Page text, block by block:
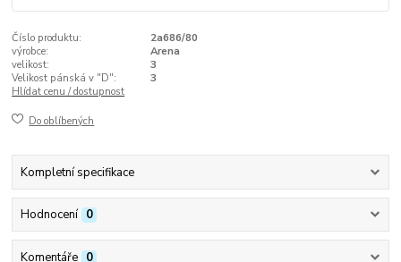
Číslo produktu:
2a686/80
výrobce:
Arena
velikost:
3
Velikost pánská v "D":
3
Hlídat cenu / dostupnost
Do oblíbených
Kompletní specifikace
Hodnocení 0
Komentáře 0